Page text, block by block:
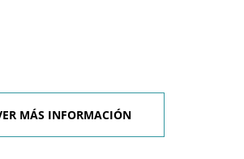
MÁS INFORMACIÓN